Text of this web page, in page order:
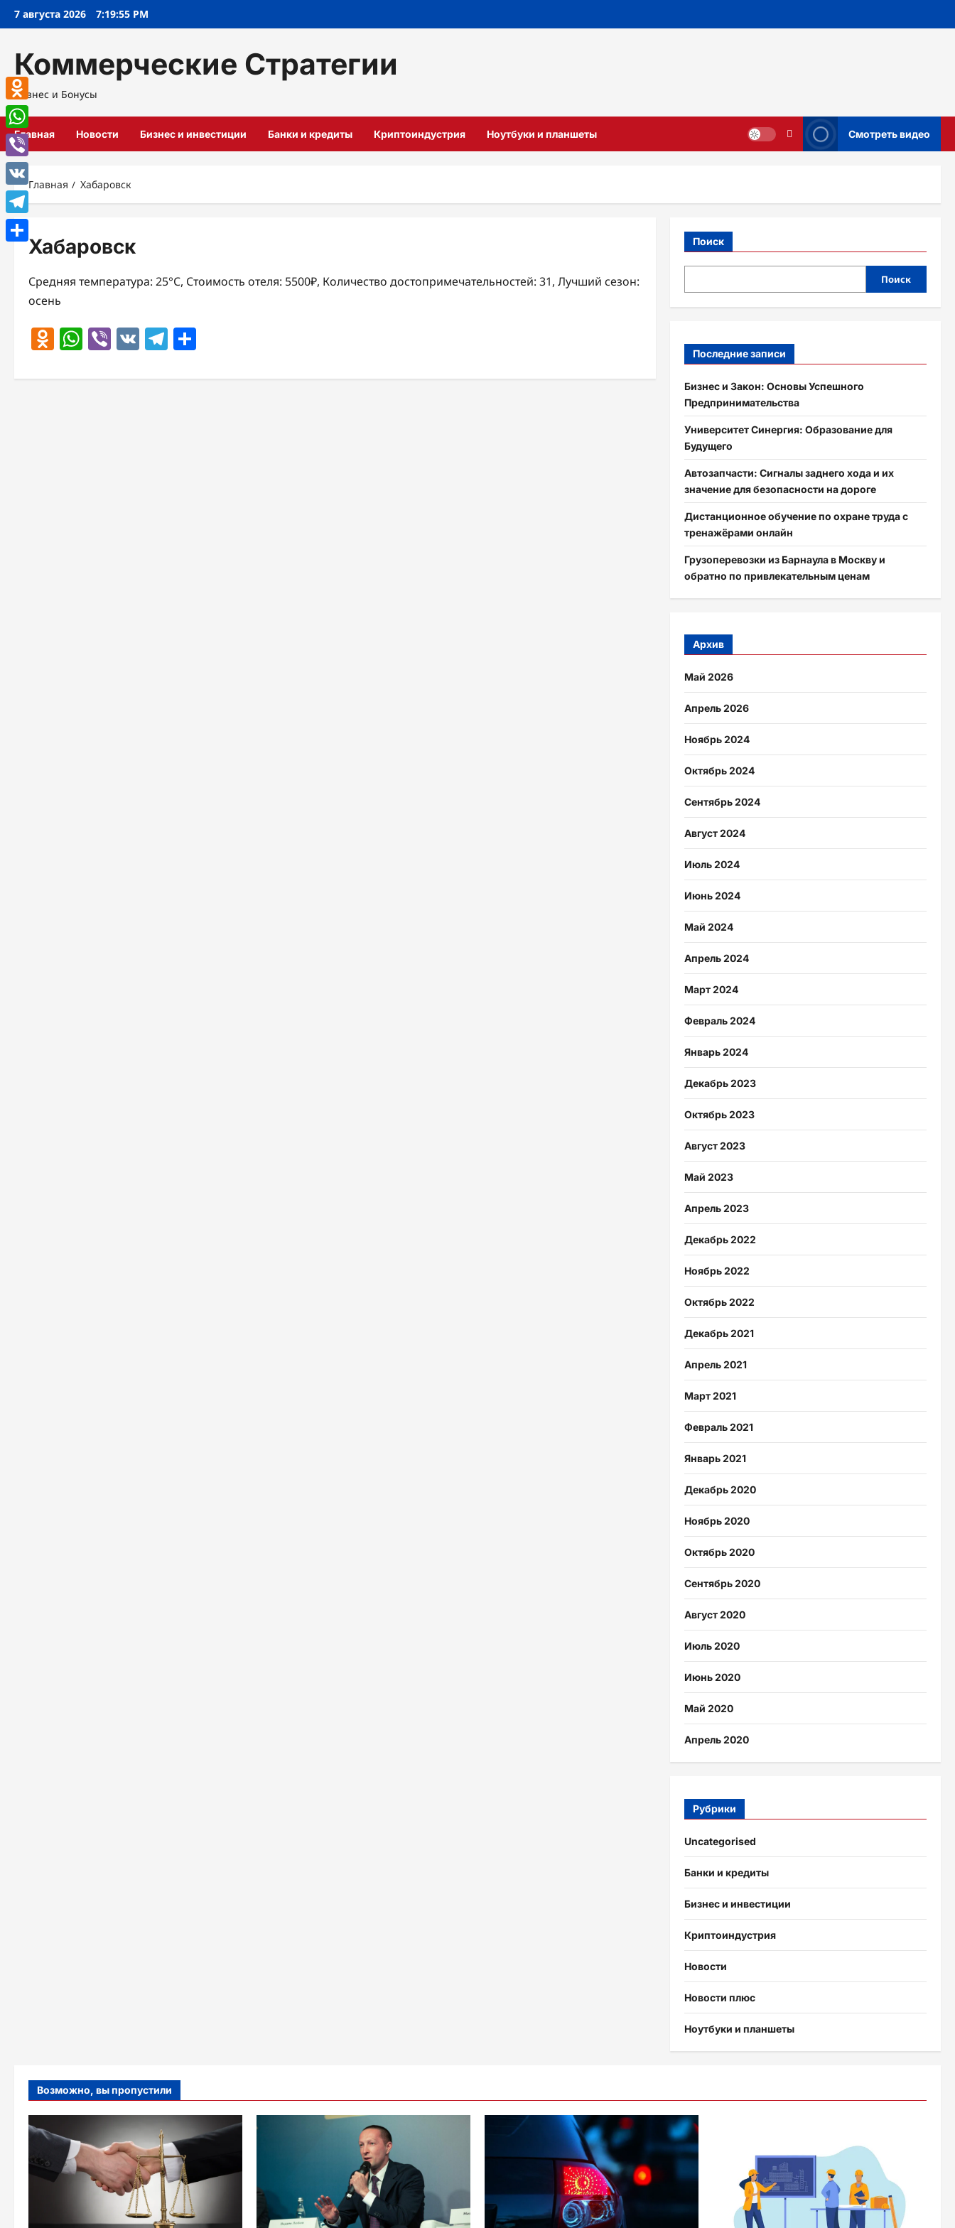
Перейти
7 августа 2026 7:19:56 PM
Коммерческие Стратегии
Бизнес и Бонусы
Главная Новости Бизнес и инвестиции Банки и кредиты Криптоиндустрия Ноутбуки и планшеты Смотреть видео
Главная Хабаровск
Хабаровск
Средняя температура: 25°C, Стоимость отеля: 5500₽, Количество достопримечательностей: 31, Лучший сезон:
осень
Odnoklassniki
WhatsApp
Viber
VK Telegram
Поиск
Поиск
Последние записи
Бизнес и Закон: Основы Успешного
Предпринимательства
Университет Синергия: Образование для
Будущего
Автозапчасти: Сигналы заднего хода и их
значение для безопасности на дороге
Дистанционное обучение по охране труда с
тренажёрами онлайн
Грузоперевозки из Барнаула в Москву и
обратно по привлекательным ценам
Архив
Май 2026
Апрель 2026
Ноябрь 2024
Октябрь 2024
Сентябрь 2024
Август 2024
Июль 2024
Июнь 2024
Май 2024
Апрель 2024
Март 2024
Февраль 2024
Январь 2024
Декабрь 2023
Октябрь 2023
Август 2023
Май 2023
Апрель 2023
Декабрь 2022
Ноябрь 2022
Октябрь 2022
Декабрь 2021
Апрель 2021
Март 2021
Февраль 2021
Январь 2021
Декабрь 2020
Ноябрь 2020
Октябрь 2020
Сентябрь 2020
Август 2020
Июль 2020
Июнь 2020
Май 2020
Апрель 2020
Рубрики
Uncategorised
Банки и кредиты
Бизнес и инвестиции
Криптоиндустрия
Новости
Новости плюс
Ноутбуки и планшеты
Возможно, вы пропустили
Odnoklassniki
WhatsApp
Viber
VK
Telegram
Отправить